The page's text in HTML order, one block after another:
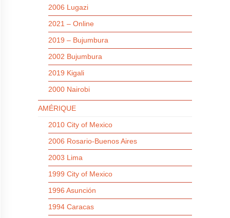
2006 Lugazi
2021 – Online
2019 – Bujumbura
2002 Bujumbura
2019 Kigali
2000 Nairobi
AMÉRIQUE
2010 City of Mexico
2006 Rosario-Buenos Aires
2003 Lima
1999 City of Mexico
1996 Asunción
1994 Caracas